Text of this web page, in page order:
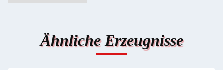
Ähnliche Erzeugnisse